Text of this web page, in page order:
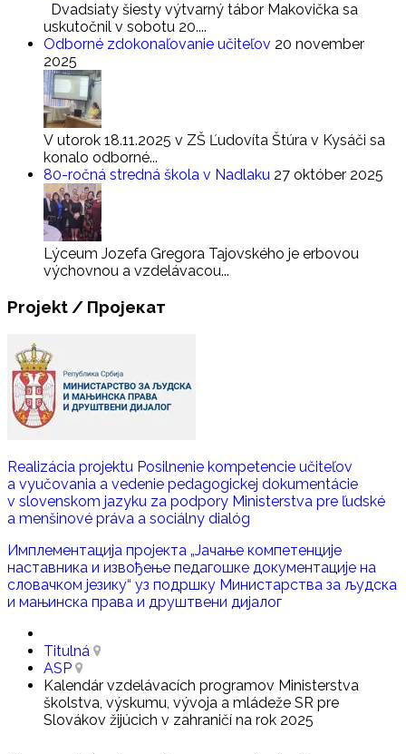
Dvadsiaty šiesty výtvarný tábor Makovička sa
uskutočnil v sobotu 20....
Odborné zdokonaľovanie učiteľov 20 november
2025
V utorok 18.11.2025 v ZŠ Ľudovíta Štúra v Kysáči sa
konalo odborné...
80-ročná stredná škola v Nadlaku 27 október 2025
Lýceum Jozefa Gregora Tajovského je erbovou
výchovnou a vzdelávacou...
Projekt / Пројекат
Realizácia projektu Posilnenie kompetencie učiteľov
a vyučovania a vedenie pedagogickej dokumentácie
v slovenskom jazyku za podpory Ministerstva pre ľudské
a menšinové práva a sociálny dialóg
Имплементација пројекта „Јачање компетенције
наставника и извoђење педагошке документације на
словачком језику“ уз подршку Министaрства за људска
и мањинска права и друштвени дијалог
Titulná
ASP
Kalendár vzdelávacích programov Ministerstva
školstva, výskumu, vývoja a mládeže SR pre
Slovákov žijúcich v zahraničí na rok 2025